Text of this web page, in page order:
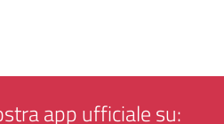
app ufficiale su: